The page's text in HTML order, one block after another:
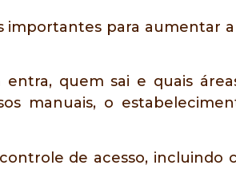
para aumentar
quem sai e quais
manuais, o
de acesso, incluindo